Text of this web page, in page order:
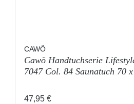
CAWÖ
Cawö Handtuchserie
7047 Col. 84 Saunatuch 70
Regulärer Preis:
47,95 €